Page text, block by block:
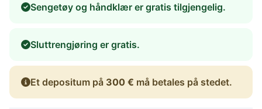
Sengetøy og håndklær er gratis tilgjengelig.
Sluttrengjøring er gratis.
Et depositum på 300 € må betales på stedet.